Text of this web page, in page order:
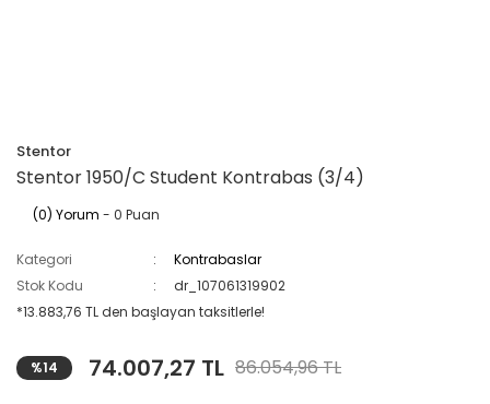
Stentor
Stentor 1950/C Student Kontrabas (3/4)
(0) Yorum - 0 Puan
Kategori
Kontrabaslar
Stok Kodu
dr_107061319902
*13.883,76 TL den başlayan taksitlerle!
%14 74.007,27 TL 86.054,96 TL